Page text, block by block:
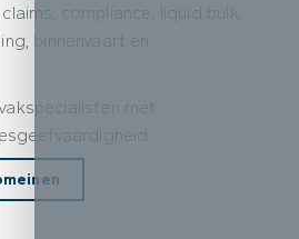
compliance, liquid bulk,
binnenvaart en
met